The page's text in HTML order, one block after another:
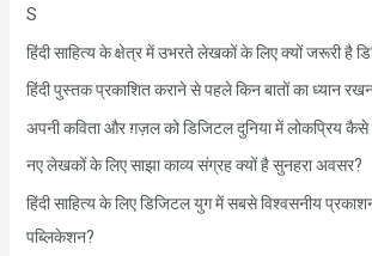
S
हिंदी साहित्य के क्षेत्र में उभरते लेखकों के लिए क्यों जरूरी है
हिंदी पुस्तक प्रकाशित कराने से पहले किन बातों का ध्यान
अपनी कविता और ग़ज़ल को डिजिटल दुनिया में लोकप्रिय कैसे
नए लेखकों के लिए साझा काव्य संग्रह क्यों है सुनहरा अवसर?
हिंदी साहित्य के लिए डिजिटल युग में सबसे विश्वसनीय
पब्लिकेशन?